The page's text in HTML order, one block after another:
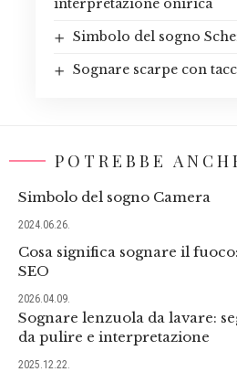
interpretazione onirica
Simbolo del sogno
Sognare scarpe con
POTREBBE
Simbolo del sogno Camera
2024.06.26.
Cosa significa sognare il
SEO
2026.04.09.
Sognare lenzuola da lavare:
da pulire e interpretazione
2025.12.22.